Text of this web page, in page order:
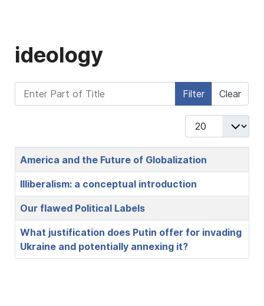
ideology
Enter Part of Title Filter Clear
Display #
Title
America and the Future of Globalization
Illiberalism: a conceptual introduction
Our flawed Political Labels
What justification does Putin offer for invading
Ukraine and potentially annexing it?